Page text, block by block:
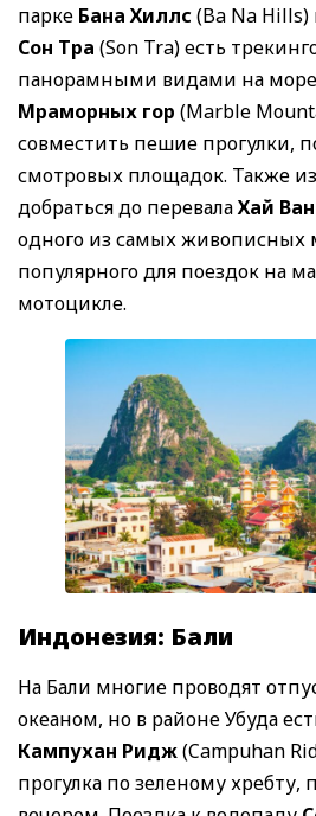
парке Бана Хиллс(Ba Na Hills)
Сон Тра (Son Tra) есть
панорамными видами на
Мраморных гор (Marble
совместить пешие прогулки,
смотровых площадок. Также
добраться до перевалаХай Ван
одного из самых живописных
популярного для поездок на
мотоцикле.
Индонезия: Бали
На Бали многие проводят
океаном, но в районе Убуда
Кампухан Ридж(Campuhan
прогулка по зеленому хребту,